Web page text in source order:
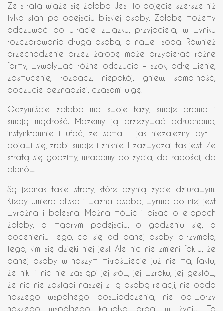
Ze stratą wiąże się żałoba. Jest to pojęcie szersze niż
tylko stan po odejściu bliskiej osoby. Żałobę możemy
odczuwać po utracie związku, przyjaciela, w wyniku
rozczarowania drugą osobą, a nawet sobą. Również
przechodzenie przez żałobę może przybierać różne
formy, wywoływać różne odczucia – szok, odrętwienie,
zasmucenie, rozpacz, niepokój, gniew, samotność,
poczucie beznadziei, czasami ulgę.
Oczywiście żałoba ma swoje fazy, swoje prawa i
swoją mądrość. Możemy ją przeżywać odruchowo,
instynktownie i ufać, że sama – jak niezależny byt –
pojawi się, zrobi swoje i zniknie. I zazwyczaj tak jest. Ze
stratą się godzimy, wracamy do życia, do radości, do
planów.
Są jednak takie straty, które czynią życie dziurawym.
Kiedy umiera bliska i ważna osoba, wyrwa po niej jest
wyraźna i bolesna. Można mówić i pisać o etapach
żałoby, o mądrym podejściu, o godzeniu się, o
docenieniu tego, co się od danej osoby otrzymało,
tego, kim się dzięki niej jest. Ale nic nie zmieni faktu, że
danej osoby w naszym mikroświecie już nie ma, faktu,
że nikt i nic nie zastąpi jej słów, jej wzroku, jej gestów,
że nic nie zastąpi naszej z tą osobą relacji, nie odda
naszego wspólnego doświadczenia, nie odtworzy
naszego wspólnego kawałka drogi w życiu. Ta